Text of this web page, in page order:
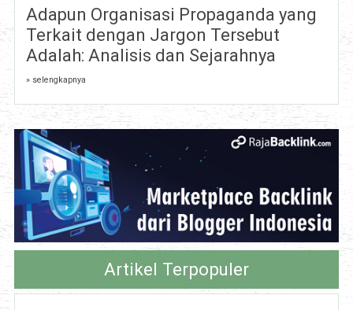
Adapun Organisasi Propaganda yang
Terkait dengan Jargon Tersebut
Adalah: Analisis dan Sejarahnya
» selengkapnya
Artikel Terpopuler